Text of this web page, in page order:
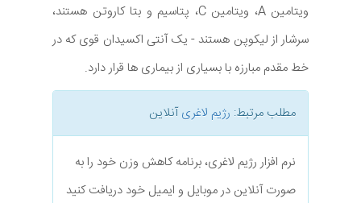
ویتامین A، ویتامین C، پتاسیم و بتا کاروتن هستند،
سرشار از لیکوپن هستند - یک آنتی اکسیدان قوی که در
خط مقدم مبارزه با بسیاری از بیماری ها قرار دارد.
مطلب مرتبط: رژیم لاغریآنلاین
نرم افزار رژیم لاغری، برنامه کاهش وزن خود را به
صورت آنلاین در موبایل و ایمیل خود دریافت کنید